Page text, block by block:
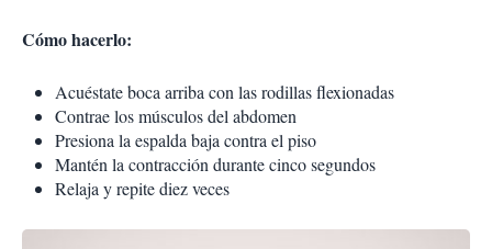
Cómo hacerlo:
Acuéstate boca arriba con las rodillas flexionadas
Contrae los músculos del abdomen
Presiona la espalda baja contra el piso
Mantén la contracción durante cinco segundos
Relaja y repite diez veces